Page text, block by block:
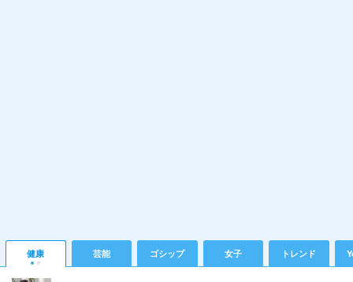
健康 芸能 ゴシップ 女子 トレンド